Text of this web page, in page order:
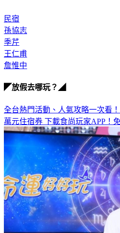
民宿
孫協志
季芹
王仁甫
全台熱門活動、人氣攻略一次看
萬元住宿券下載食尚玩家APP！